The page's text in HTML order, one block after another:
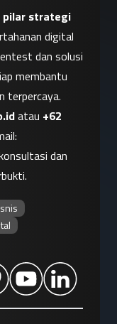
pilar strategi
digital
dan solusi
membantu
terpercaya.
atau +62
dan